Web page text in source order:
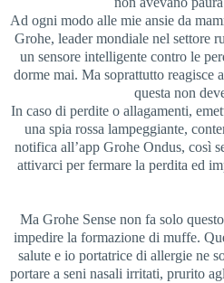
Ad ogni modo alle mie ansie da
Grohe, leader mondiale nel settore
un sensore intelligente contro le
dorme mai. Ma soprattutto reagisce
questa non
In caso di perdite o allagamenti,
una spia rossa lampeggiante,
notifica all’app Grohe Ondus, così
attivarci per fermare la perdita ed
Ma Grohe Sense non fa solo
impedire la formazione di muffe.
salute e io portatrice di allergie ne
portare a seni nasali irritati, prurito